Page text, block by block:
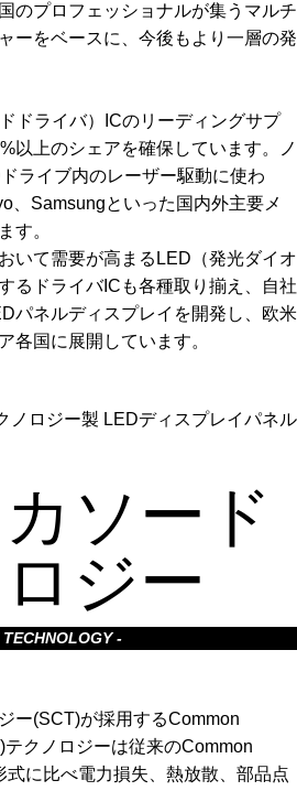
のプロフェッショナルが集うマルチ
ーをベースに、今後もより一層の発
ドライバ）ICのリーディングサプ
以上のシェアを確保しています。ノ
ライブ内のレーザー駆動に使わ
、Samsungといった国内外主要メ
す。
いて需要が高まるLED（発光ダイオ
るドライバICも各種取り揃え、自社
パネルディスプレイを開発し、欧米
各国に展開しています。
ソード
ジー
-
ー(SCT)が採用するCommon
クノロジーは従来のCommon
に比べ電力損失、熱放散、部品点